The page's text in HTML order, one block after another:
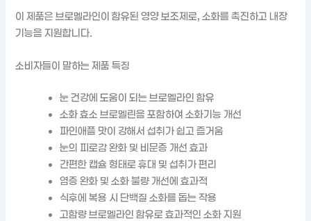
이 제품은 브로멜라인이 함유된 영양 보조제로, 소화를 촉진하고 내장
기능을 지원합니다.
소비자들이 말하는 제품 특징
눈 건강에 도움이 되는 브로멜라인 함유
소화 효소 브로멜린을 포함하여 소화기능 개선
파인애플 맛이 강해서 섭취가 쉽고 즐거움
눈의 피로감 완화 및 비문증 개선 효과
간편한 캡슐 형태로 휴대 및 섭취가 편리
염증 완화 및 소화 불량 개선에 효과적
식후에 복용 시 단백질 소화를 돕는 작용
고함량 브로멜라인 함유로 효과적인 소화 지원